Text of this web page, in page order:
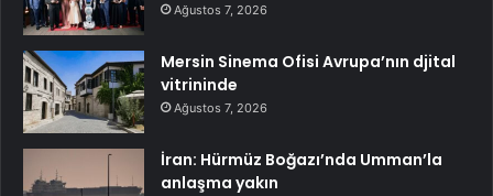
Ağustos 7, 2026
Mersin Sinema Ofisi Avrupa’nın djital
vitrininde
Ağustos 7, 2026
İran: Hürmüz Boğazı’nda Umman’la
anlaşma yakın